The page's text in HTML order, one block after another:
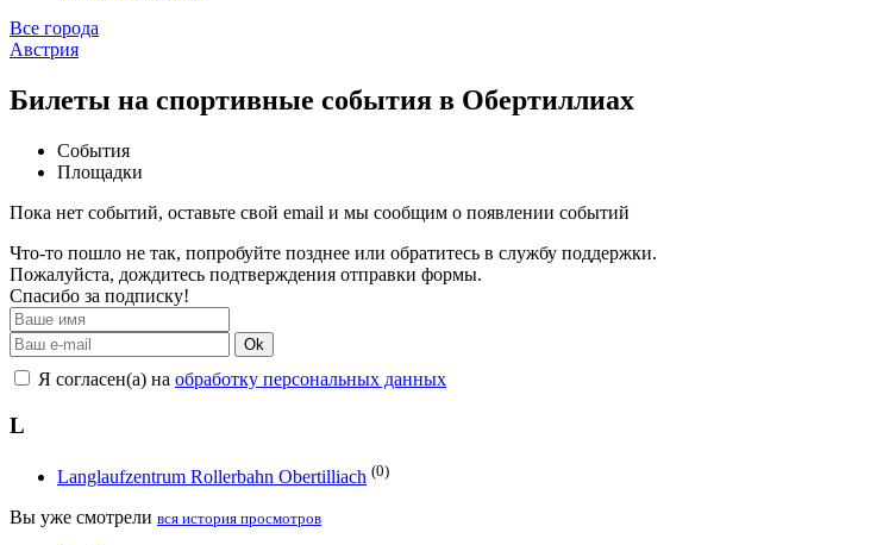
Все города
Австрия
Билеты на спортивные события в Обертиллиах
События
Площадки
Пока нет событий, оставьте свой email и мы сообщим о появлении событий
Что-то пошло не так, попробуйте позднее или обратитесь в службу поддержки.
Пожалуйста, дождитесь подтверждения отправки формы.
Спасибо за подписку!
Ok
Я согласен(а) на обработку персональных данных
L
Langlaufzentrum Rollerbahn Obertilliach (0)
Вы уже смотрели вся история просмотров